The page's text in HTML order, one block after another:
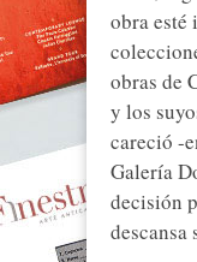
obra esté
obras de
y los
careció -
Galería
decisión
descansa